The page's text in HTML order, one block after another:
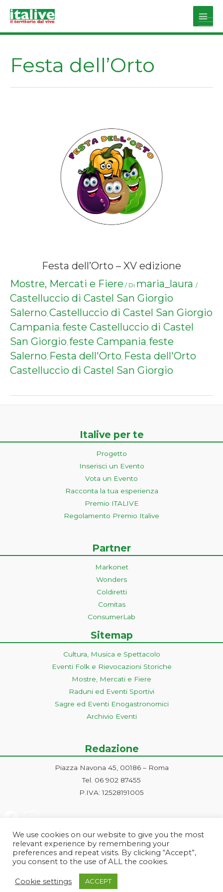
Main
Festa dell’Orto
Festa dell’Orto – XV edizione
Mostre, Mercati e Fiere / Di maria_laura /
Castelluccio di Castel San Giorgio
Salerno, Castelluccio di Castel San Giorgio
Campania, feste Castelluccio di Castel
San Giorgio, feste Campania, feste
Salerno, Festa dell'Orto, Festa dell'Orto
Castelluccio di Castel San Giorgio
Italive per te
Progetto
Inserisci un Evento
Vota un Evento
Racconta la tua esperienza
Premio ITALIVE
Regolamento Premio Italive
Partner
Markonet
Wonders
Coldiretti
Comitas
ConsumerLab
Sitemap
Cultura, Musica e Spettacolo
Eventi Folk e Rievocazioni Storiche
Mostre, Mercati e Fiere
Raduni ed Eventi Sportivi
Sagre ed Eventi Enogastronomici
Archivio Eventi
Redazione
Piazza Navona 45, 00186 – Roma
Tel. 06 902 87455
P.IVA: 12528191005
Roma | PI e CF: 12528191005 | markonetsrl@pec.it |
We use cookies on our website to give you the most
relevant experience by remembering your
preferences and repeat visits. By clicking “Accept”,
you consent to the use of ALL the cookies.
Cookie settings ACCEPT